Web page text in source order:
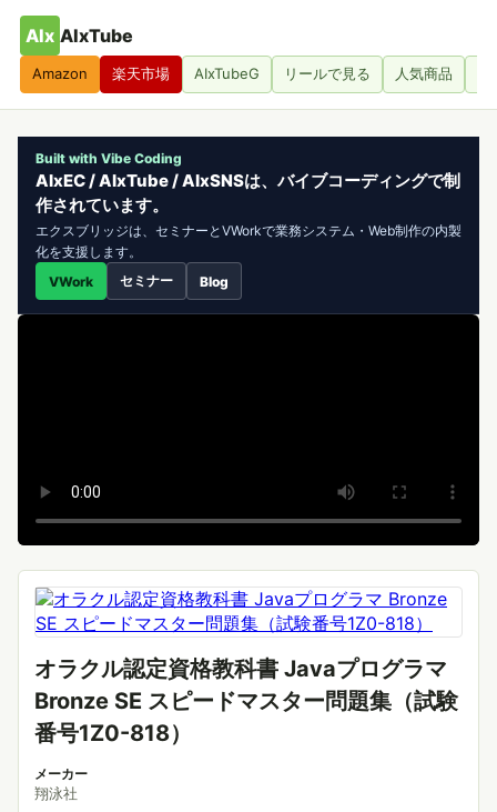
AIx AIxTube
Amazon 楽天市場 AIxTubeG リールで見る 人気商品
Built with Vibe Coding
AIxEC / AIxTube / AIxSNSは、バイブコーディングで制
作されています。
エクスブリッジは、セミナーとVWorkで業務システム・Web制作の内製
化を支援します。
VWork
セミナー Blog
オラクル認定資格教科書 Javaプログラマ
Bronze SE スピードマスター問題集（試験
番号1Z0-818）
メーカー
翔泳社